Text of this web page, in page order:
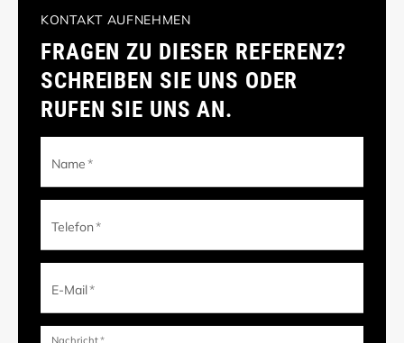
KONTAKT AUFNEHMEN
FRAGEN ZU DIESER REFERENZ?
SCHREIBEN SIE UNS ODER
RUFEN SIE UNS AN.
Name*
Telefon*
E-Mail*
Nachricht*